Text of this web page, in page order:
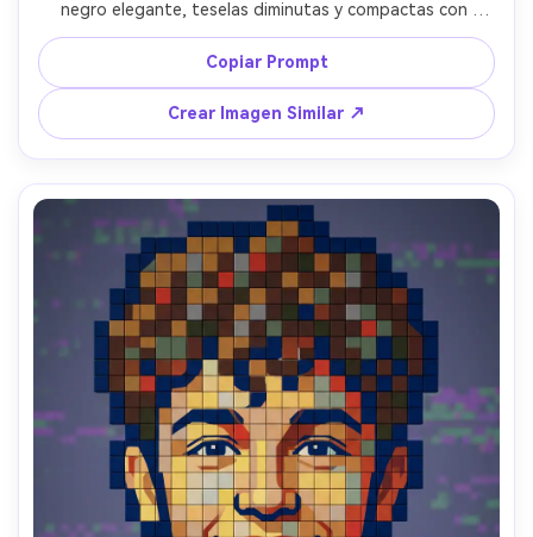
negro elegante, teselas diminutas y compactas con
gradientes muy finos, sombreado rico en claroscuro en
forma de baldosas, acentos de esmeralda y oro, fondo
elegante de viñeta, artesanía refinada de museo,
alineación de baldosas y lechada muy detallada, vibra
editorial de lujo, lente de 85mm, profundidad de campo
reducida, iluminación cinematográfica suave --ar 4:5
Copiar Prompt
Crear Imagen Similar ↗